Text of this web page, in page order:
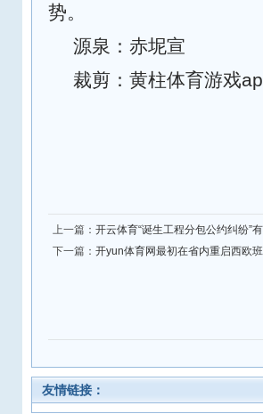
势。
源泉：赤坭宣
裁剪：黄柱体育游戏
上一篇： 开云体育“诞生工程分包公约纠纷”
下一篇： 开yun体育网最初在省内重启西欧
友情链接：